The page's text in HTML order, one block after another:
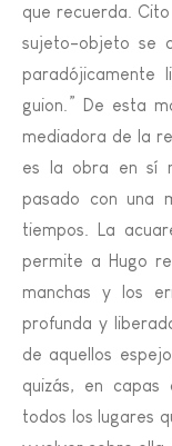
que recuerda.
sujeto-objeto se
paradójicamente
guion.” De esta
mediadora de la
es la obra en sí
pasado con una
tiempos. La
permite a Hugo
manchas y los
profunda y
de aquellos
quizás, en
todos los lugares